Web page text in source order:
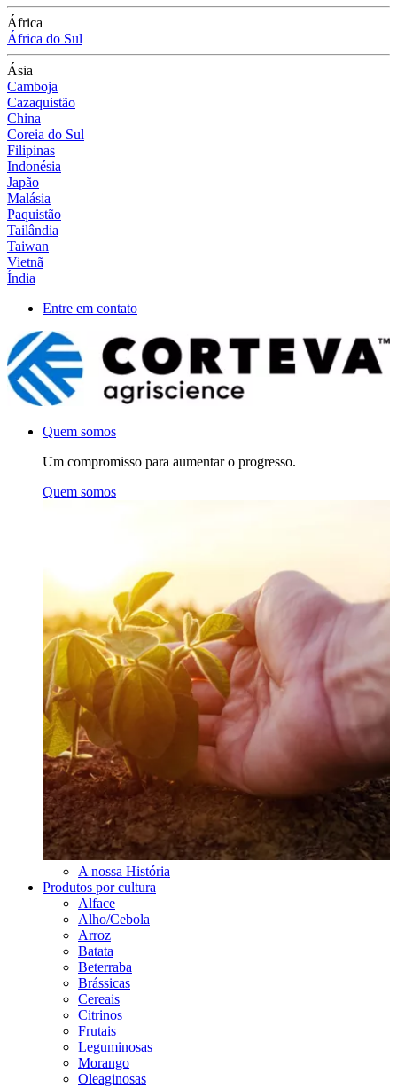
África
África do Sul
Ásia
Camboja
Cazaquistão
China
Coreia do Sul
Filipinas
Indonésia
Japão
Malásia
Paquistão
Tailândia
Taiwan
Vietnã
Índia
Entre em contato
Quem somos
Um compromisso para aumentar o progresso.
Quem somos
A nossa História
Produtos por cultura
Alface
Alho/Cebola
Arroz
Batata
Beterraba
Brássicas
Cereais
Citrinos
Frutais
Leguminosas
Morango
Oleaginosas